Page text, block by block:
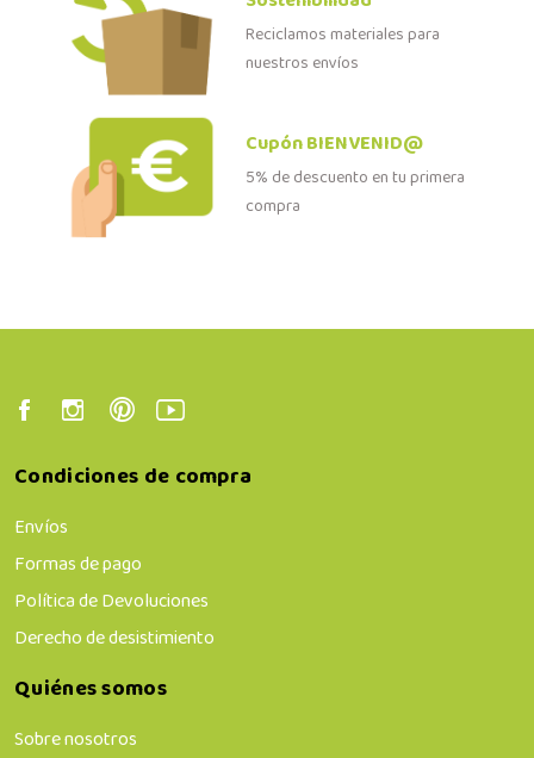
Reciclamos materiales para
nuestros envíos
Cupón BIENVENID@
5% de descuento en tu primera
compra
Condiciones de compra
Envíos
Formas de pago
Política de Devoluciones
Derecho de desistimiento
Quiénes somos
Sobre nosotros